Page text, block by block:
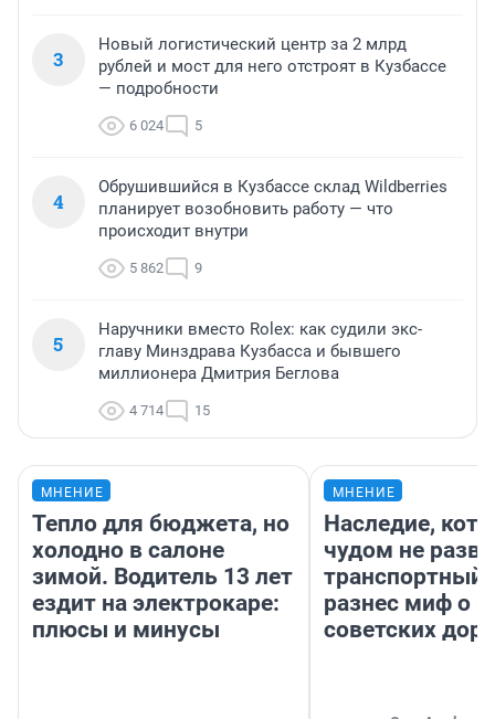
3
Новый логистический центр за 2 млрд
рублей и мост для него отстроят в Кузбассе
— подробности
6 024 5
4
Обрушившийся в Кузбассе склад Wildberries
планирует возобновить работу — что
происходит внутри
5 862 9
5
Наручники вместо Rolex: как судили экс-
главу Минздрава Кузбасса и бывшего
миллионера Дмитрия Беглова
4 714 15
МНЕНИЕ
Тепло для бюджета, но
холодно в салоне
зимой. Водитель 13 лет
ездит на электрокаре:
плюсы и минусы
МНЕНИЕ
Наследие,
чудом не
транспортный
разнес миф о
советских